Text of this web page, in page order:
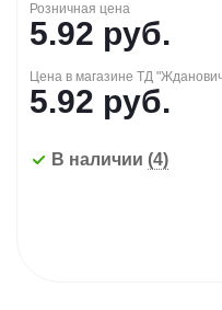
Розничная цена
5.92 руб.
Цена в магазине ТД
5.92 руб.
В наличии (4)